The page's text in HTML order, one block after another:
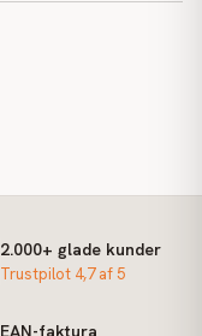
2.000+ glade kunder
Trustpilot 4,7 af 5
EAN-faktura